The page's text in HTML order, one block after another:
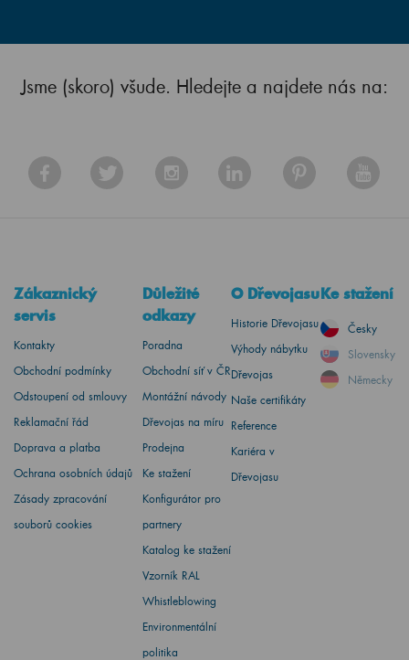
Jsme (skoro) všude. Hledejte a najdete nás na:
Zákaznický
servis
Kontakty
Obchodní podmínky
Odstoupení od smlouvy
Reklamační řád
Doprava a platba
Ochrana osobních údajů
Zásady zpracování
souborů cookies
Důležité
odkazy
Poradna
Obchodní síť v ČR
Montážní návody
Dřevojas na míru
Prodejna
Ke stažení
Konfigurátor pro
partnery
Katalog ke stažení
Vzorník RAL
Whistleblowing
Environmentální
politika
O Dřevojasu
Historie Dřevojasu
Výhody nábytku
Dřevojas
Naše certifikáty
Reference
Kariéra v
Dřevojasu
Ke stažení
Česky
Slovensky
Německy